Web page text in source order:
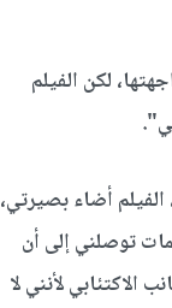
لكن الفيلم
أضاء بصيرتي،
توصلني إلى أن
لأنني لا